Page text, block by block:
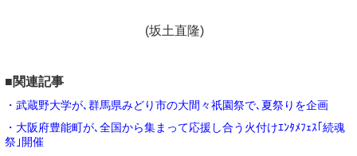
(坂土直隆)
■関連記事
・武蔵野大学が､群馬県みどり市の大間々祇園祭で､夏祭りを企画
・大阪府豊能町が､全国から集まって応援し合う火付けｴﾝﾀﾒﾌｪｽ｢続魂
祭｣開催